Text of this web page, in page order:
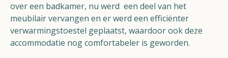
over een badkamer, nu werd een deel van het
meubilair vervangen en er werd een efficiënter
verwarmingstoestel geplaatst, waardoor ook deze
accommodatie nog comfortabeler is geworden.